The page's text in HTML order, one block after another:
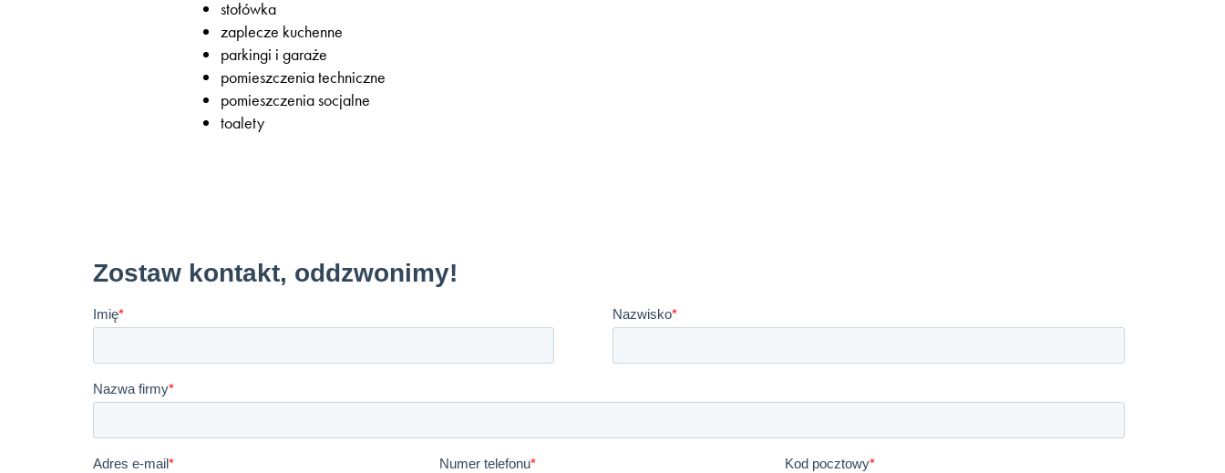
stołówka
zaplecze kuchenne
parkingi i garaże
pomieszczenia techniczne
pomieszczenia socjalne
toalety